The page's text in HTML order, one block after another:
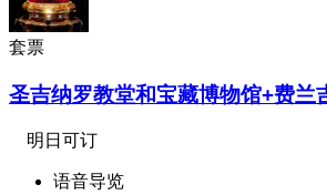
套票
圣吉纳罗教堂和宝藏博物馆+费兰
明日可订
语音导览